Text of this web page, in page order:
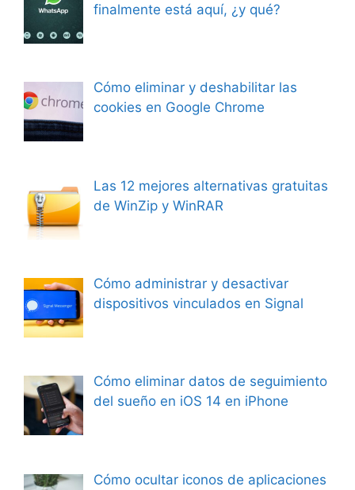
finalmente está aquí, ¿y qué?
Cómo eliminar y deshabilitar las
cookies en Google Chrome
Las 12 mejores alternativas gratuitas
de WinZip y WinRAR
Cómo administrar y desactivar
dispositivos vinculados en Signal
Cómo eliminar datos de seguimiento
del sueño en iOS 14 en iPhone
Cómo ocultar iconos de aplicaciones